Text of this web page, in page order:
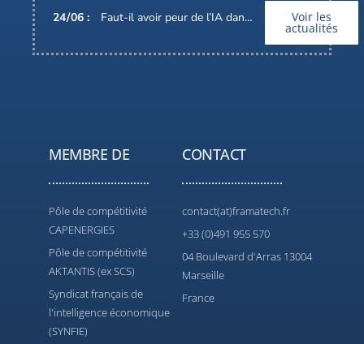
24/06 : Faut-il avoir peur de l’IA dans nos métiers ? Voir les
actualités
MEMBRE DE
Pôle de compétitivité
CAPENERGIES
Pôle de compétitivité
AKTANTIS (ex SCS)
Syndicat français de
l'intelligence économique
(SYNFIE)
CONTACT
contact(at)framatech.fr
+33 (0)491 955 570
04 Boulevard d'Arras 13004
Marseille
France